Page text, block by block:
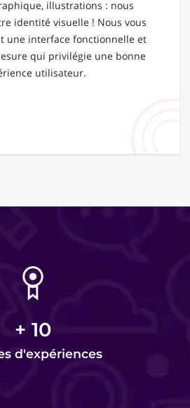
illustrations : nous
identité visuelle ! Nous vous
une interface fonctionnelle et
qui privilégie une bonne
utilisateur.
+ 10
d'expériences